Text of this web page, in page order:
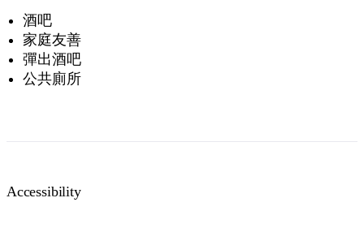
酒吧
家庭友善
彈出酒吧
公共廁所
Accessibility